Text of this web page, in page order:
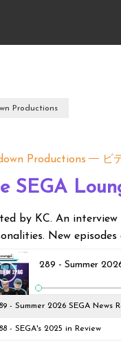
Productions
Productions ビ
SEGA
by KC. An
New
289 - Summer
- Summer 2026 SEGA News
- SEGA's 2025 in Review